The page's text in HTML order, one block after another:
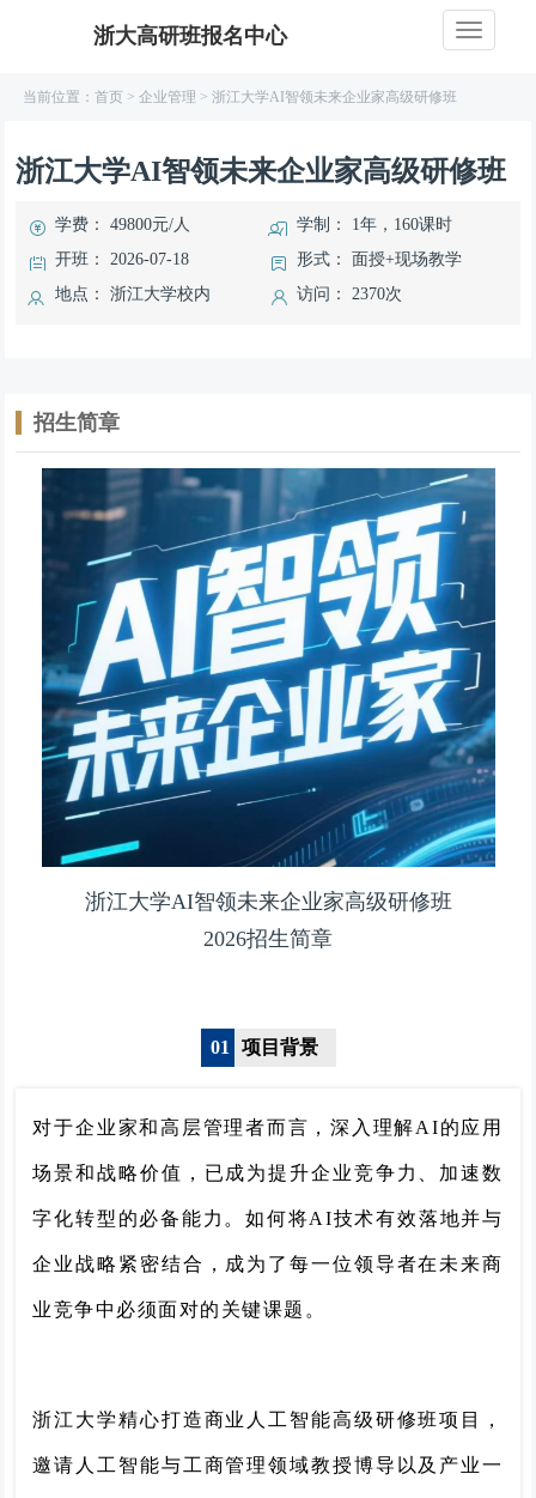
浙大高研班报名中心
当前位置：首页 >企业管理 >浙江大学AI智领未来企业家高级研修班
浙江大学AI智领未来企业家高级研修班
学费： 49800元/人 学制：
1年，160课时
开班：
2026-07-18 形式：
面授+现场教学
地点：
浙江大学校内 访问： 2370次
招生简章
浙江大学AI智领未来企业家高级研修班
2026招生简章
01 项目背景
对于企业家和高层管理者而言，深入理解AI的应用
场景和战略价值，已成为提升企业竞争力、加速数
字化转型的必备能力。如何将AI技术有效落地并与
企业战略紧密结合，成为了每一位领导者在未来商
业竞争中必须面对的关键课题。
浙江大学精心打造商业人工智能高级研修班项目，
邀请人工智能与工商管理领域教授博导以及产业一